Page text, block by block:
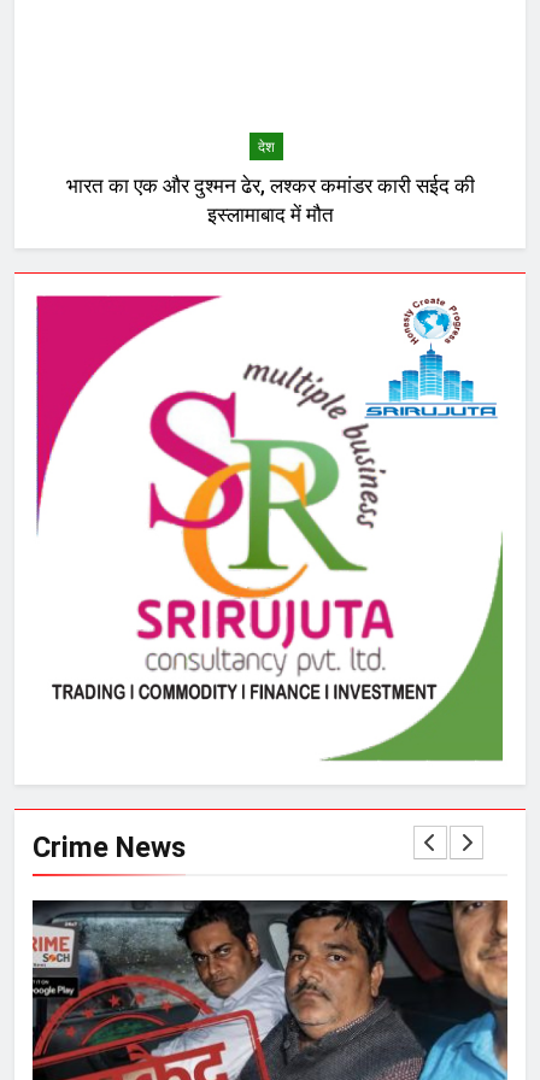
देश
भारत का एक और दुश्मन ढेर, लश्कर कमांडर कारी सईद की
इस्लामाबाद में मौत
Crime News